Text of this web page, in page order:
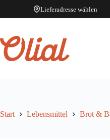
Lieferadresse wählen
springen
Start Lebensmittel Brot &